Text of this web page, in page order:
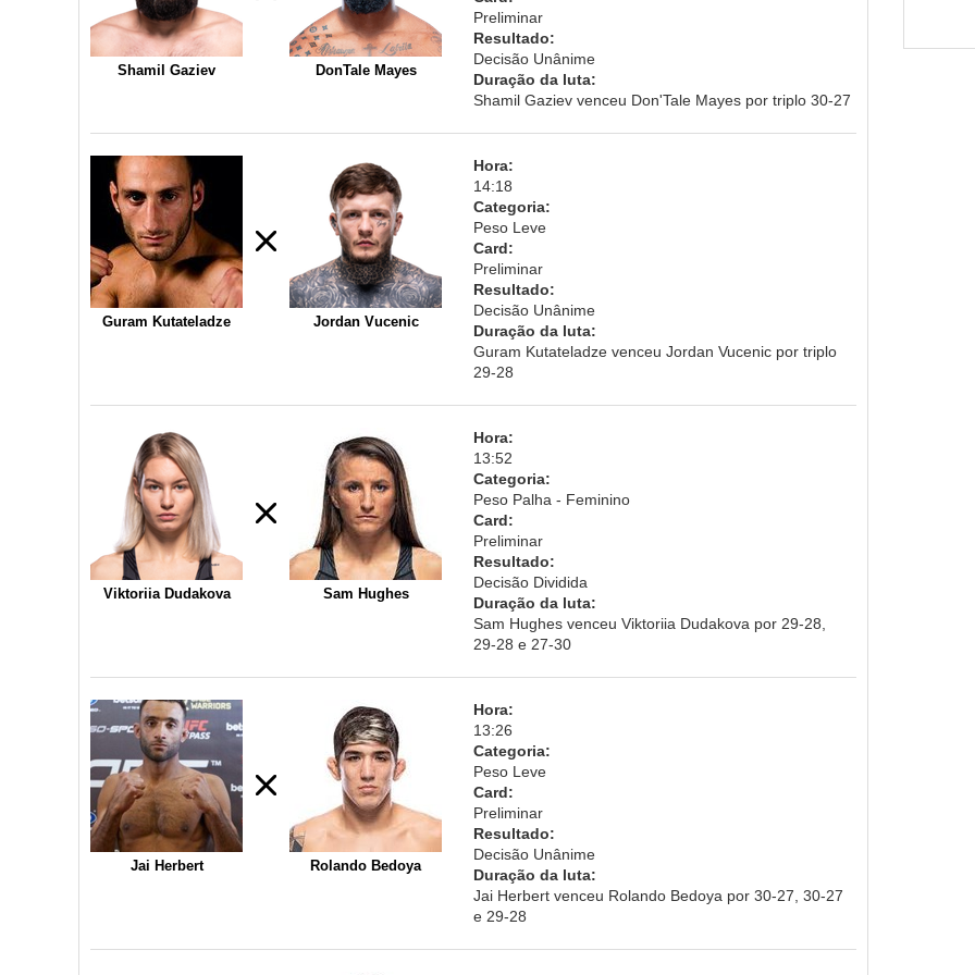
Shamil Gaziev DonTale Mayes
Preliminar
Resultado:
Decisão Unânime
Duração da luta:
Shamil Gaziev venceu Don'Tale Mayes por triplo 30-27
Guram Kutateladze Jordan Vucenic
Hora:
14:18
Categoria:
Peso Leve
Card:
Preliminar
Resultado:
Decisão Unânime
Duração da luta:
Guram Kutateladze venceu Jordan Vucenic por triplo
29-28
Viktoriia Dudakova Sam Hughes
Hora:
13:52
Categoria:
Peso Palha - Feminino
Card:
Preliminar
Resultado:
Decisão Dividida
Duração da luta:
Sam Hughes venceu Viktoriia Dudakova por 29-28,
29-28 e 27-30
Jai Herbert Rolando Bedoya
Hora:
13:26
Categoria:
Peso Leve
Card:
Preliminar
Resultado:
Decisão Unânime
Duração da luta:
Jai Herbert venceu Rolando Bedoya por 30-27, 30-27
e 29-28